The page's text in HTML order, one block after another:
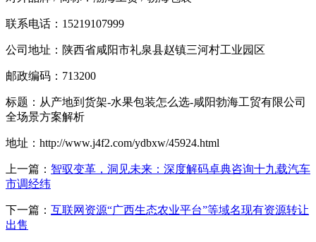
联系电话：15219107999
公司地址：陕西省咸阳市礼泉县赵镇三河村工业园区
邮政编码：713200
标题：从产地到货架-水果包装怎么选-咸阳勃海工贸有限公司
全场景方案解析
地址：http://www.j4f2.com/ydbxw/45924.html
上一篇： 智驭变革，洞见未来：深度解码卓典咨询十九载汽车
市调经纬
下一篇： 互联网资源“广西生态农业平台”等域名现有资源转让
出售